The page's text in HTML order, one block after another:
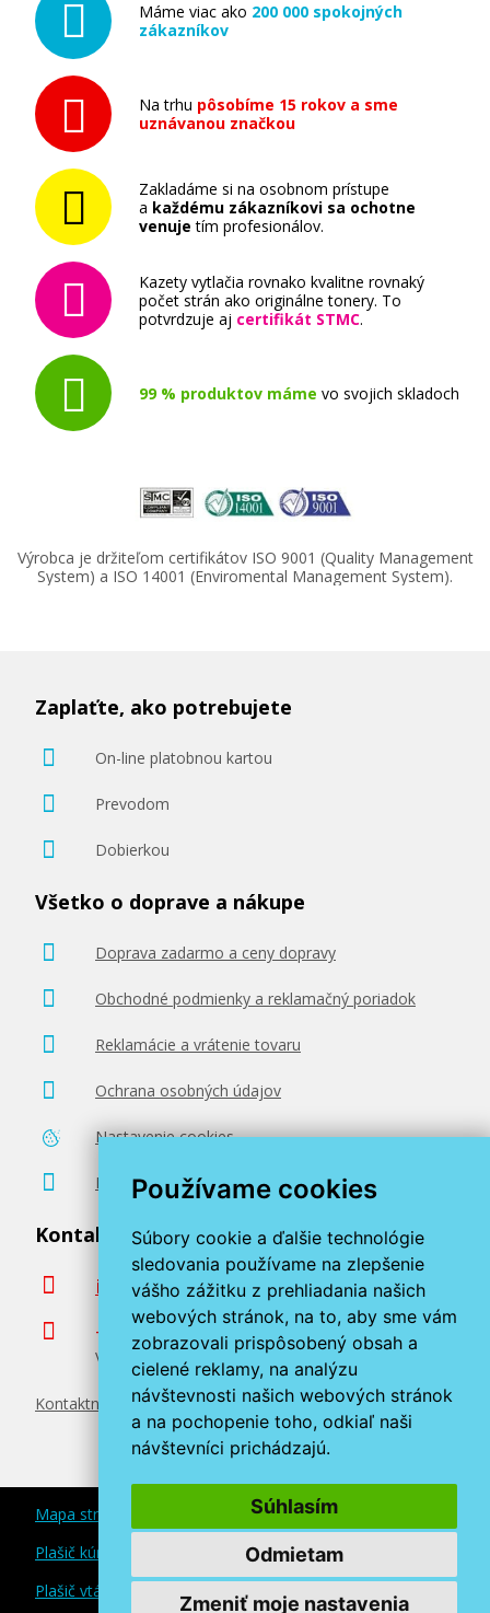
Používame cookies
Súbory cookie a ďalšie technológie
sledovania používame na zlepšenie
vášho zážitku z prehliadania našich
webových stránok, na to, aby sme vám
zobrazovali prispôsobený obsah a
cielené reklamy, na analýzu
návštevnosti našich webových stránok
a na pochopenie toho, odkiaľ naši
návštevníci prichádzajú.
Súhlasím
Odmietam
Zmeniť moje nastavenia
Máme viac ako 200 000 spokojných
zákazníkov
Na trhu pôsobíme 15 rokov a sme
uznávanou značkou
Zakladáme si na osobnom prístupe
a každému zákazníkovi sa ochotne
venuje tím profesionálov.
Kazety vytlačia rovnako kvalitne rovnaký
počet strán ako originálne tonery. To
potvrdzuje aj certifikát STMC.
99 % produktov máme vo svojich skladoch
Výrobca je držiteľom certifikátov ISO 9001 (Quality Management
System) a ISO 14001 (Enviromental Management System).
Zaplaťte, ako potrebujete
On-line platobnou kartou
Prevodom
Dobierkou
Všetko o doprave a nákupe
Doprava zadarmo a ceny dopravy
Obchodné podmienky a reklamačný poriadok
Reklamácie a vrátenie tovaru
Ochrana osobných údajov
Nastavenie cookies
Poradenstvo zadarmo
Kontaktujte nás
info@miroluk.sk
+420 377 222 313
Volajte v pracovné dni od 8. do 17. hod.
Kontaktné údaje
Mapa stránok
Plašič kún a myší
Plašič vtákov